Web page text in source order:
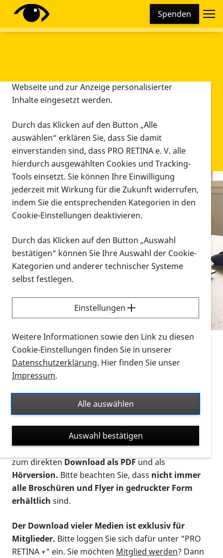
Spenden
Infomaterial
Infomaterial
Vorlesen
Alle Infomaterialien in verschiedenen
Formaten an einem Ort
Sie möchten wissen, wie Sie nach Infonmaterial
suchen und dieses bestellen bzw. herunterladen
können? Schauen Sie sich dieErklärvideos zum
Thema Infomaterial auf der PRO RETINA-Website
für blinde und sehbehinderte Menschen an.
Auf dieser Seite finden Sie sämtliches Infomaterial
Ort. Nutzen Sie den Formatfilter, um ausschließlich
nach Flyern und Broschüren, Audios oder Videos zu
suchen. Die meisten Flyer und Broschüren werden in
verschiedenen Formaten angeboten: zur
postalischen Bestellung als gedruckte Variante
zum direktenDownload als PDFund als
Hörversion. Bitte beachten Sie, dass nicht immer
alle Broschüren und Flyer in gedruckter Form
erhältlich sind.
Der Download vieler Medien ist exklusiv für
Mitglieder. Bitte loggen Sie sich dafür unter "PRO
RETINA +" ein. Sie möchten Mitglied werden? Dann
Diese Webseite setzt verschiedene Cookies und
Tracking-Tools ein. Dies beinhaltet Cookies und
Webseite und zur Anzeige personalisierter
Inhalte eingesetzt werden.
Durch das Klicken auf den Button „Alle
auswählen“ erklären Sie, dass Sie damit
einverstanden sind, dass PRO RETINA e. V. alle
hierdurch ausgewählten Cookies und Tracking-
Tools einsetzt. Sie können Ihre Einwilligung
jederzeit mit Wirkung für die Zukunft widerrufen,
indem Sie die entsprechenden Kategorien in den
Cookie-Einstellungen deaktivieren.
Durch das Klicken auf den Button „Auswahl
bestätigen“ können Sie Ihre Auswahl der Cookie-
Kategorien und anderer technischer Systeme
selbst festlegen.
Einstellungen
Weitere Informationen sowie den Link zu diesen
Cookie-Einstellungen finden Sie in unserer
Datenschutzerklärung. Hier finden Sie unser
Impressum.
Alle auswählen
Auswahl bestätigen